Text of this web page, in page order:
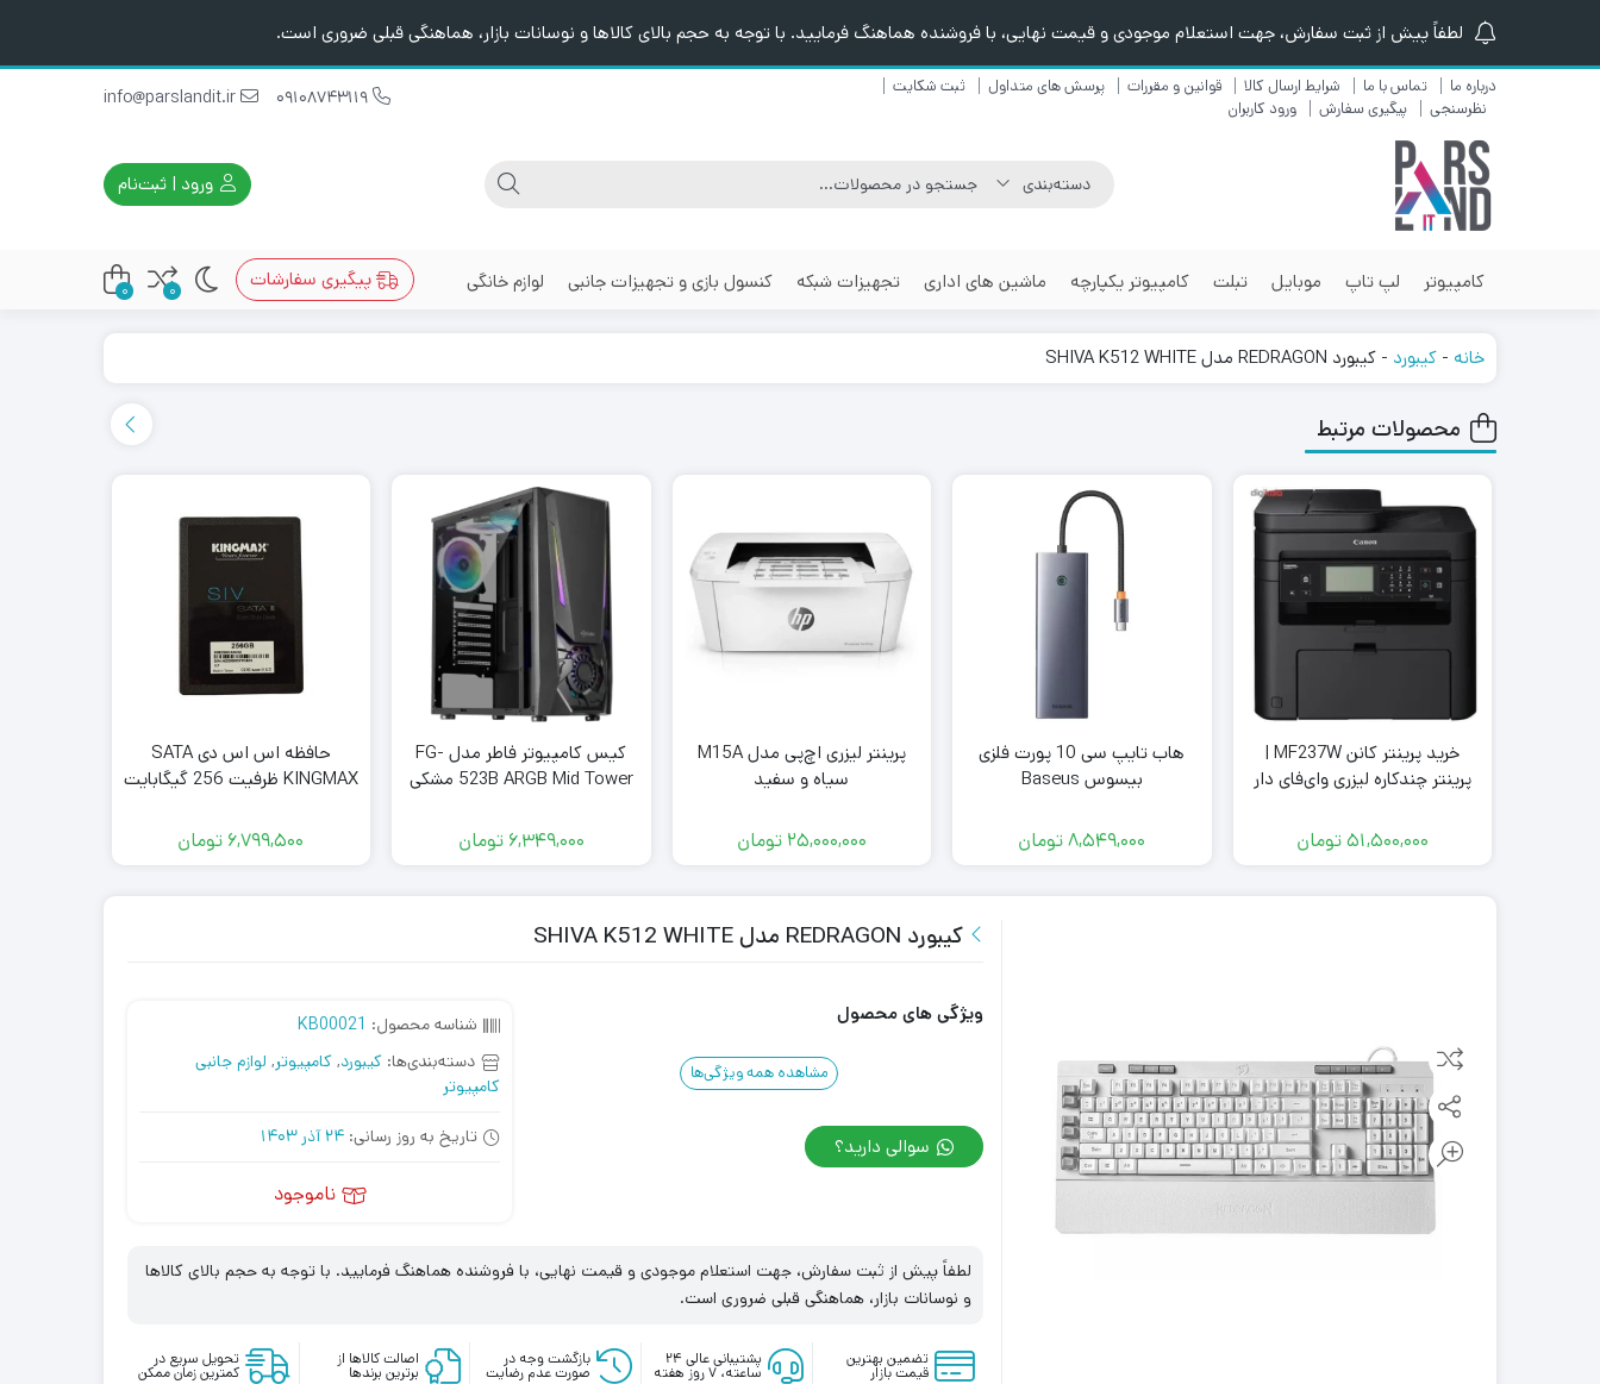
لطفاً پیش از ثبت سفارش، جهت استعلام موجودی و قیمت نهایی، با فروشنده هماهنگ فرمایید. با توجه به حجم بالای کالاها و نوسانات بازار، هماهنگی قبلی ضروری است.
درباره ما تماس با ما شرایط ارسال کالا قوانین و مقررات پرسش های متداول
ثبت شکایت
نظرسنجی
پیگیری سفارش ورود کاربران
ورود | ثبت‌نام
کامپیوتر لپ تاپ موبایل تبلت کامپیوتر یکپارچه ماشین های اداری تجهیزات شبکه کنسول بازی و تجهیزات جانبی لوازم خانگی پیگیری سفارشات 0
0
خانه - کیبورد - کیبورد REDRAGON مدل SHIVA K512 WHITE
محصولات مرتبط
خرید پرینتر کانن MF237W |
پرینتر چندکاره لیزری وای‌فای دار
51,500,000تومان
هاب تایپ سی 10 پورت فلزی
بیسوس Baseus
OH161
8,549,000تومان
پرینتر لیزری اچ‌پی مدل M15A
سیاه و سفید
25,000,000 تومان
کیس کامپیوتر فاطر مدل FG-
523B ARGB Mid Tower مشکی
6,349,000 تومان
حافظه اس اس دی SATA
KINGMAX ظرفیت 256 گیگابایت
6,799,500 تومان
کیبورد REDRAGON مدل SHIVA K512 WHITE
ویژگی های محصول
مشاهده همه ویژگی‌ها
سوالی دارید؟
شناسه محصول: KB00021
دسته‌بندی‌ها: کیبورد, کامپیوتر, لوازم جانبی
کامپیوتر
تاریخ به روز رسانی: 24 آذر 1403
ناموجود
لطفاً پیش از ثبت سفارش، جهت استعلام موجودی و قیمت نهایی، با فروشنده هماهنگ فرمایید. با توجه به حجم بالای کالاها
و نوسانات بازار، هماهنگی قبلی ضروری است.
تضمین بهترین
قیمت بازار
پشتیبانی عالی ۲۴
ساعته، ۷ روز هفته
بازگشت وجه در
صورت عدم رضایت
اصالت کالاها از
برترین برندها
تحویل سریع در
کمترین زمان ممکن